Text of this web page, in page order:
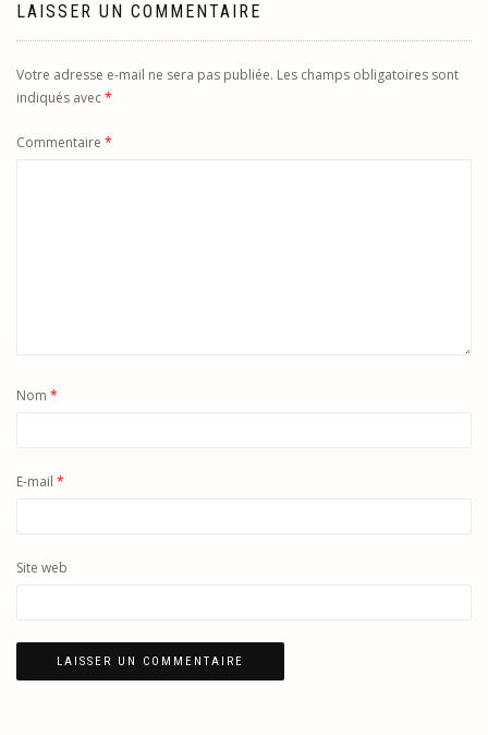
LAISSER UN COMMENTAIRE
Votre adresse e-mail ne sera pas publiée. Les champs obligatoires sont
indiqués avec*
Commentaire *
Nom *
E-mail *
Site web